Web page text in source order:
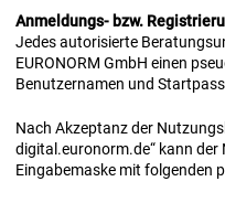
Anmeldungs- bzw.
Jedes autorisierte
EURONORM GmbH einen
Benutzernamen und
Nach Akzeptanz der
digital.euronorm.de“ kann der
Eingabemaske mit folgenden